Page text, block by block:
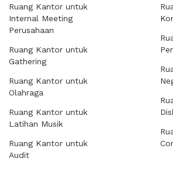
Ruang Kantor untuk
Internal Meeting
Perusahaan
Ruang Kantor untuk
Gathering
Ruang Kantor untuk
Olahraga
Ruang Kantor untuk
Latihan Musik
Ruang Kantor untuk
Audit